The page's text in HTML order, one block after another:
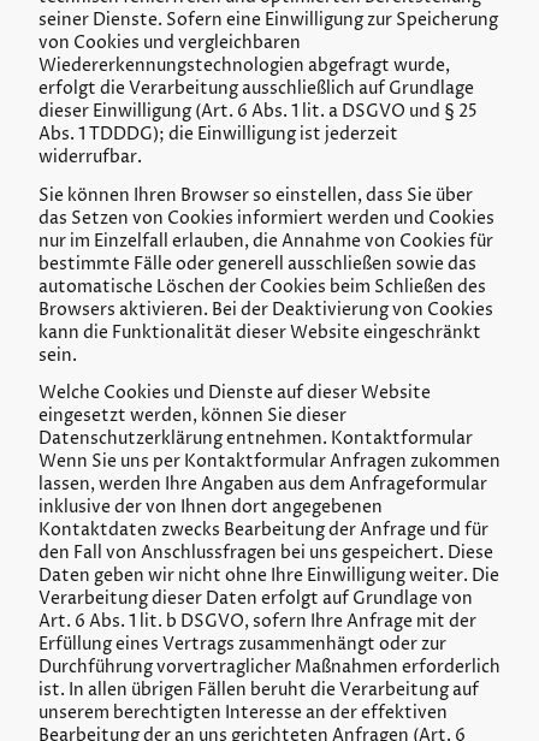
seiner Dienste. Sofern eine Einwilligung zur Speicherung
von Cookies und vergleichbaren
Wiedererkennungstechnologien abgefragt wurde,
erfolgt die Verarbeitung ausschließlich auf Grundlage
dieser Einwilligung (Art. 6 Abs. 1 lit. a DSGVO und § 25
Abs. 1 TDDDG); die Einwilligung ist jederzeit
widerrufbar.
Sie können Ihren Browser so einstellen, dass Sie über
das Setzen von Cookies informiert werden und Cookies
nur im Einzelfall erlauben, die Annahme von Cookies für
bestimmte Fälle oder generell ausschließen sowie das
automatische Löschen der Cookies beim Schließen des
Browsers aktivieren. Bei der Deaktivierung von Cookies
kann die Funktionalität dieser Website eingeschränkt
sein.
Welche Cookies und Dienste auf dieser Website
eingesetzt werden, können Sie dieser
Datenschutzerklärung entnehmen. Kontaktformular
Wenn Sie uns per Kontaktformular Anfragen zukommen
lassen, werden Ihre Angaben aus dem Anfrageformular
inklusive der von Ihnen dort angegebenen
Kontaktdaten zwecks Bearbeitung der Anfrage und für
den Fall von Anschlussfragen bei uns gespeichert. Diese
Daten geben wir nicht ohne Ihre Einwilligung weiter. Die
Verarbeitung dieser Daten erfolgt auf Grundlage von
Art. 6 Abs. 1 lit. b DSGVO, sofern Ihre Anfrage mit der
Erfüllung eines Vertrags zusammenhängt oder zur
Durchführung vorvertraglicher Maßnahmen erforderlich
ist. In allen übrigen Fällen beruht die Verarbeitung auf
unserem berechtigten Interesse an der effektiven
Bearbeitung der an uns gerichteten Anfragen (Art. 6